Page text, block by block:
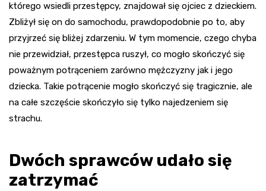
którego wsiedli przestępcy, znajdował się ojciec z dzieckiem.
Zbliżył się on do samochodu, prawdopodobnie po to, aby
przyjrzeć się bliżej zdarzeniu. W tym momencie, czego chyba
nie przewidział, przestępca ruszył, co mogło skończyć się
poważnym potrąceniem zarówno mężczyzny jak i jego
dziecka. Takie potrącenie mogło skończyć się tragicznie, ale
na całe szczęście skończyło się tylko najedzeniem się
strachu.
Dwóch sprawców udało się
zatrzymać